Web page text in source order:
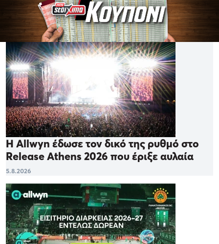
Η Allwyn έδωσε τον δικό της ρυθμό στο
Release Athens 2026 που έριξε αυλαία
5.8.2026